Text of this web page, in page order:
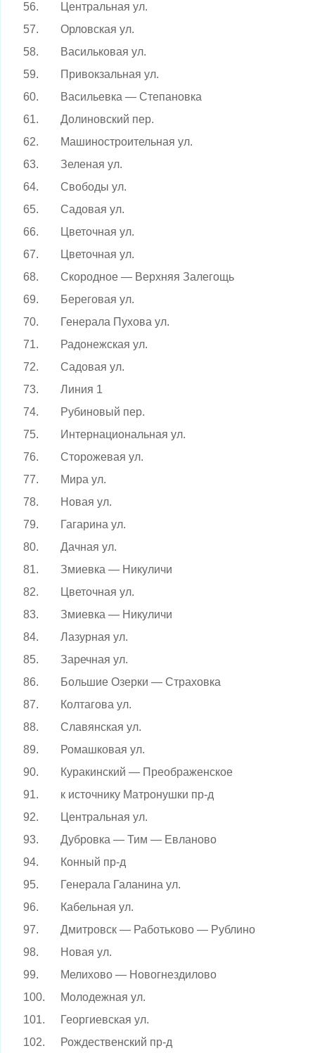
56.
Центральная ул.
57.
Орловская ул.
58.
Васильковая ул.
59.
Привокзальная ул.
60.
Васильевка — Степановка
61.
Долиновский пер.
62.
Машиностроительная ул.
63.
Зеленая ул.
64.
Свободы ул.
65.
Садовая ул.
66.
Цветочная ул.
67.
Цветочная ул.
68.
Скородное — Верхняя Залегощь
69.
Береговая ул.
70.
Генерала Пухова ул.
71.
Радонежская ул.
72.
Садовая ул.
73.
Линия 1
74.
Рубиновый пер.
75.
Интернациональная ул.
76.
Сторожевая ул.
77.
Мира ул.
78.
Новая ул.
79.
Гагарина ул.
80.
Дачная ул.
81.
Змиевка — Никуличи
82.
Цветочная ул.
83.
Змиевка — Никуличи
84.
Лазурная ул.
85.
Заречная ул.
86.
Большие Озерки — Страховка
87.
Колтагова ул.
88.
Славянская ул.
89.
Ромашковая ул.
90.
Куракинский — Преображенское
91.
к источнику Матронушки пр-д
92.
Центральная ул.
93.
Дубровка — Тим — Евланово
94.
Конный пр-д
95.
Генерала Галанина ул.
96.
Кабельная ул.
97.
Дмитровск — Работьково — Рублино
98.
Новая ул.
99.
Мелихово — Новогнездилово
100.
Молодежная ул.
101.
Георгиевская ул.
102.
Рождественский пр-д